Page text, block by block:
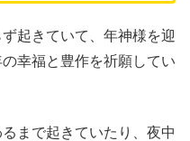
起きていて、年神様を迎
幸福と豊作を祈願してい
まで起きていたり、夜中